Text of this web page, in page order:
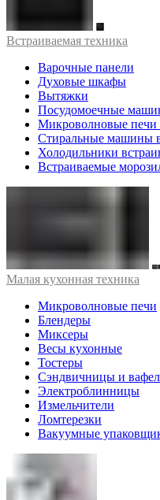
Встраиваемая техника
Варочные панели
Духовые шкафы
Вытяжки
Посудомоечные
Микроволновые печи
Стиральные машины
Холодильники
Встраиваемые
Малая кухонная техника
Микроволновые печи
Блендеры
Миксеры
Весы кухонные
Тостеры
Сэндвичницы и
Электроблинницы
Измельчители
Ломтерезки
Вакуумные